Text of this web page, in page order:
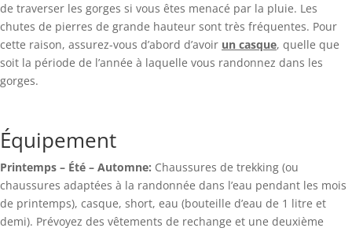
de traverser les gorges si vous êtes menacé par la pluie. Les
chutes de pierres de grande hauteur sont très fréquentes. Pour
cette raison, assurez-vous d’abord d’avoir un casque, quelle que
soit la période de l’année à laquelle vous randonnez dans les
gorges.
Équipement
Printemps – Été – Automne: Chaussures de trekking (ou
chaussures adaptées à la randonnée dans l’eau pendant les mois
de printemps), casque, short, eau (bouteille d’eau de 1 litre et
demi). Prévoyez des vêtements de rechange et une deuxième